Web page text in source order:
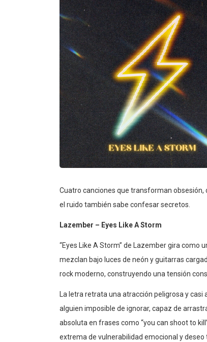
Cuatro canciones que transforman
el ruido también sabe confesar secretos.
Lazember – Eyes Like A Storm
“Eyes Like A Storm” de Lazember gira como
mezclan bajo luces de neón y guitarras
rock moderno, construyendo una tensión
La letra retrata una atracción peligrosa y casi
alguien imposible de ignorar, capaz de
absoluta en frases como “you can shoot to
extrema de vulnerabilidad emocional y